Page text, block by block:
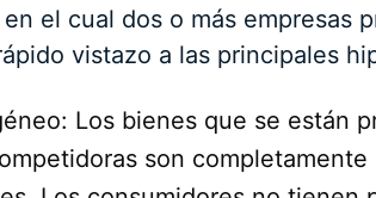
el cual dos o más empresas
vistazo a las principales
Los bienes que se están
son